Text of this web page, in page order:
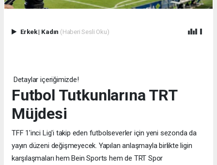
Erkek| Kadın (Haberi Sesli Oku)
Detaylar içeriğimizde!
Futbol Tutkunlarına TRT
Müjdesi
TFF 1'inci Lig'i takip eden futbolseverler için yeni sezonda da
yayın düzeni değişmeyecek. Yapılan anlaşmayla birlikte ligin
karşılaşmaları hem Bein Sports hem de TRT Spor